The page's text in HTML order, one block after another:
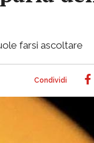
farsi ascoltare